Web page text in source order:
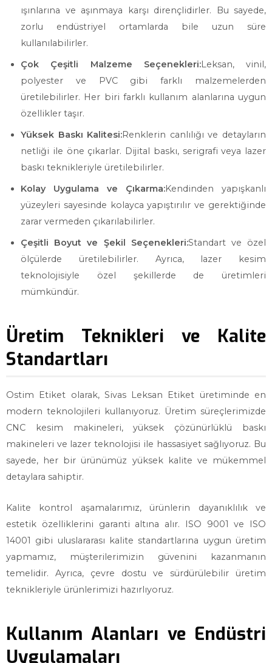
ışınlarına ve aşınmaya karşı dirençlidirler. Bu sayede,
zorlu endüstriyel ortamlarda bile uzun süre
kullanılabilirler.
Çok Çeşitli Malzeme Seçenekleri:Leksan, vinil,
polyester ve PVC gibi farklı malzemelerden
üretilebilirler. Her biri farklı kullanım alanlarına uygun
özellikler taşır.
Yüksek Baskı Kalitesi:Renklerin canlılığı ve detayların
netliği ile öne çıkarlar. Dijital baskı, serigrafi veya lazer
baskı teknikleriyle üretilebilirler.
Kolay Uygulama ve Çıkarma:Kendinden yapışkanlı
yüzeyleri sayesinde kolayca yapıştırılır ve gerektiğinde
zarar vermeden çıkarılabilirler.
Çeşitli Boyut ve Şekil Seçenekleri:Standart ve özel
ölçülerde üretilebilirler. Ayrıca, lazer kesim
teknolojisiyle özel şekillerde de üretimleri
mümkündür.
Üretim Teknikleri ve Kalite
Standartları
Ostim Etiket olarak, Sivas Leksan Etiket üretiminde en
modern teknolojileri kullanıyoruz. Üretim süreçlerimizde
CNC kesim makineleri, yüksek çözünürlüklü baskı
makineleri ve lazer teknolojisi ile hassasiyet sağlıyoruz. Bu
sayede, her bir ürünümüz yüksek kalite ve mükemmel
detaylara sahiptir.
Kalite kontrol aşamalarımız, ürünlerin dayanıklılık ve
estetik özelliklerini garanti altına alır. ISO 9001 ve ISO
14001 gibi uluslararası kalite standartlarına uygun üretim
yapmamız, müşterilerimizin güvenini kazanmanın
temelidir. Ayrıca, çevre dostu ve sürdürülebilir üretim
teknikleriyle ürünlerimizi hazırlıyoruz.
Kullanım Alanları ve Endüstri
Uygulamaları